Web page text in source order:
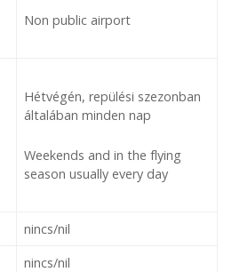
Non public airport
Hétvégén, repülési szezonban
általában minden nap
Weekends and in the flying
season usually every day
nincs/nil
nincs/nil